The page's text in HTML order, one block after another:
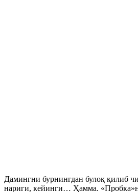
Дамингни бурнингдан булоқ қилиб
нариги, кейинги… Ҳамма.